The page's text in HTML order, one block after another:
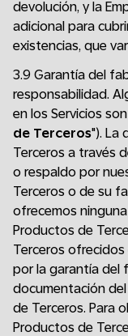
devolución, y la
adicional para
existencias, que
3.9 Garantía del
responsabilidad.
en los Servicios
de Terceros"). La
Terceros a través
o respaldo por
Terceros o de su
ofrecemos
Productos de
Terceros
por la garantía del
documentación
de Terceros. Para
Productos de